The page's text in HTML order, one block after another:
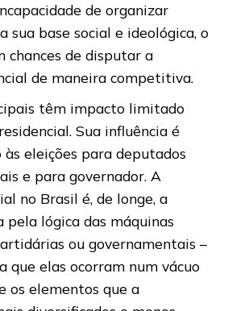
de organizar
sua base social e ideológica, o
chances de disputar a
de maneira competitiva.
têm impacto limitado
Sua influência é
eleições para deputados
e para governador. A
no Brasil é, de longe, a
pela lógica das máquinas
ou governamentais –
que elas ocorram num vácuo
os elementos que a